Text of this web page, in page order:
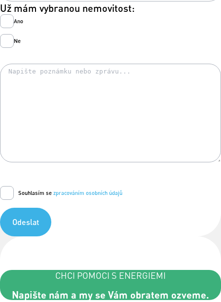
Už mám vybranou nemovitost:
Ano
Ne
Souhlasím se zpracováním osobních údajů
Odeslat
CHCI POMOCI S ENERGIEMI
Napište nám a my se Vám obratem ozveme.